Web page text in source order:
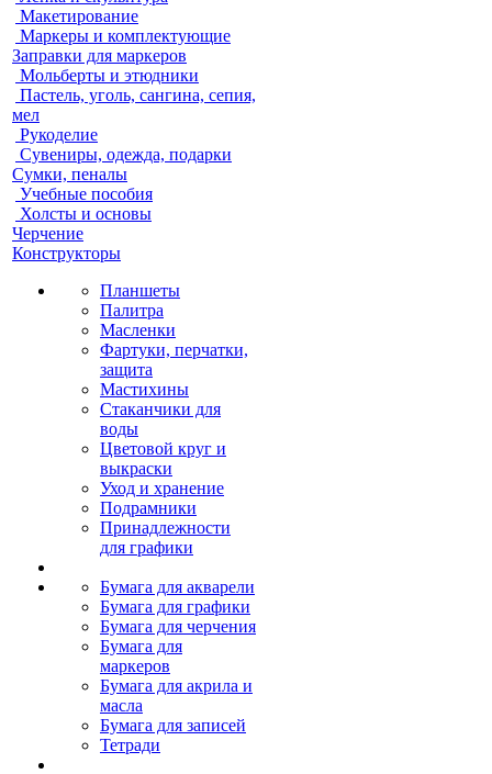
Макетирование
Маркеры и комплектующие
Заправки для маркеров
Мольберты и этюдники
Пастель, уголь, сангина, сепия,
мел
Рукоделие
Сувениры, одежда, подарки
Сумки, пеналы
Учебные пособия
Холсты и основы
Черчение
Конструкторы
Планшеты
Палитра
Масленки
Фартуки, перчатки,
защита
Мастихины
Стаканчики для
воды
Цветовой круг и
выкраски
Уход и хранение
Подрамники
Принадлежности
для графики
Бумага для акварели
Бумага для графики
Бумага для черчения
Бумага для
маркеров
Бумага для акрила и
масла
Бумага для записей
Тетради